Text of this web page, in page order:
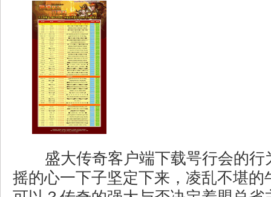
盛大传奇客户端下载咢行会的行
摇的心一下子坚定下来，凌乱不堪的